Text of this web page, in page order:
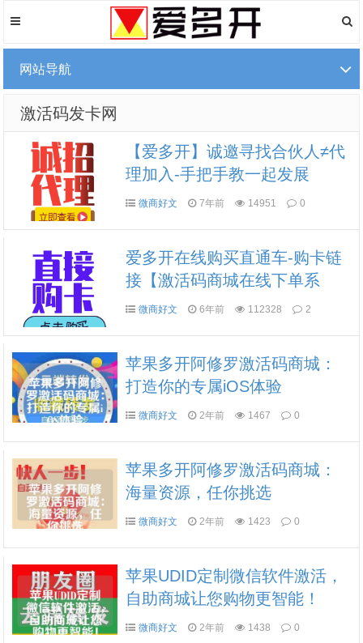
网站导航
激活码发卡网
【爱多开】诚邀寻找合伙人≠代
理加入-手把手教一起发展
微商好文 7年前 14951 0
爱多开在线购买直通车-购卡链
接【激活码商城在线下单系
统】
微商好文 6年前 112328 2
苹果多开阿修罗激活码商城：
打造你的专属iOS体验
微商好文 2年前 1467 0
苹果多开阿修罗激活码商城：
海量资源，任你挑选
微商好文 2年前 1423 0
苹果UDID定制微信软件激活，
自助商城让您购物更智能！
微商好文 2年前 1438 0